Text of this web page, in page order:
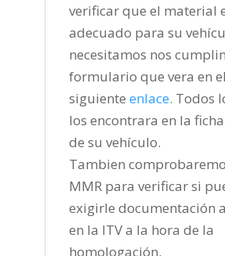
verificar que el material
adecuado para su
necesitamos nos
formulario que vera en el
siguiente enlace. Todos
los encontrara en la
de su vehículo.
Tambien
MMR para verificar si
exigirle documentación
en la ITV a la hora de la
homologación.